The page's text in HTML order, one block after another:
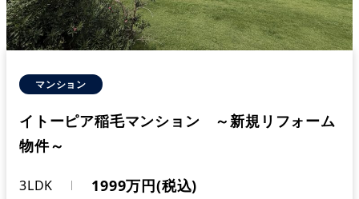
マンション
イトーピア稲毛マンション ～新規リフォーム
物件～
3LDK 1999万円(税込)